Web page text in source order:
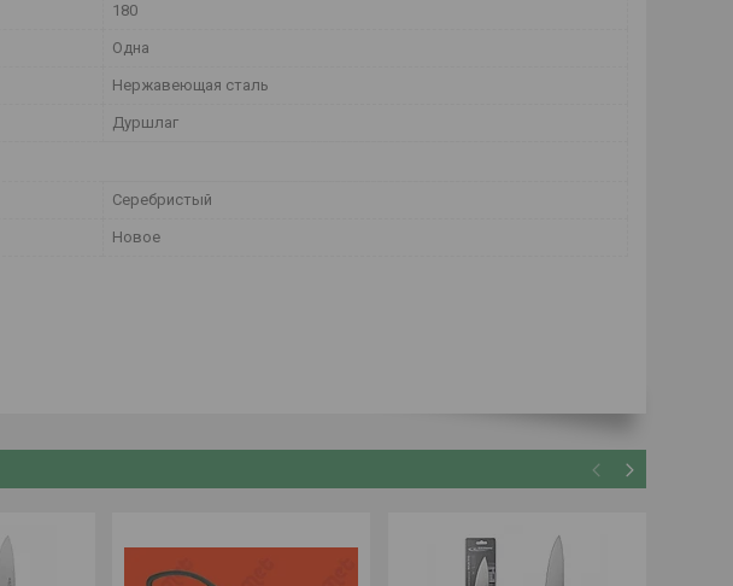
180
Одна
Нержавеющая сталь
Дуршлаг
Серебристый
Новое